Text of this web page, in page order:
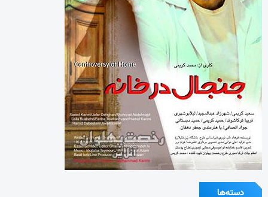
دسته‌ها
اینفوگرافی
تازه های پهلوانی
خارج گود